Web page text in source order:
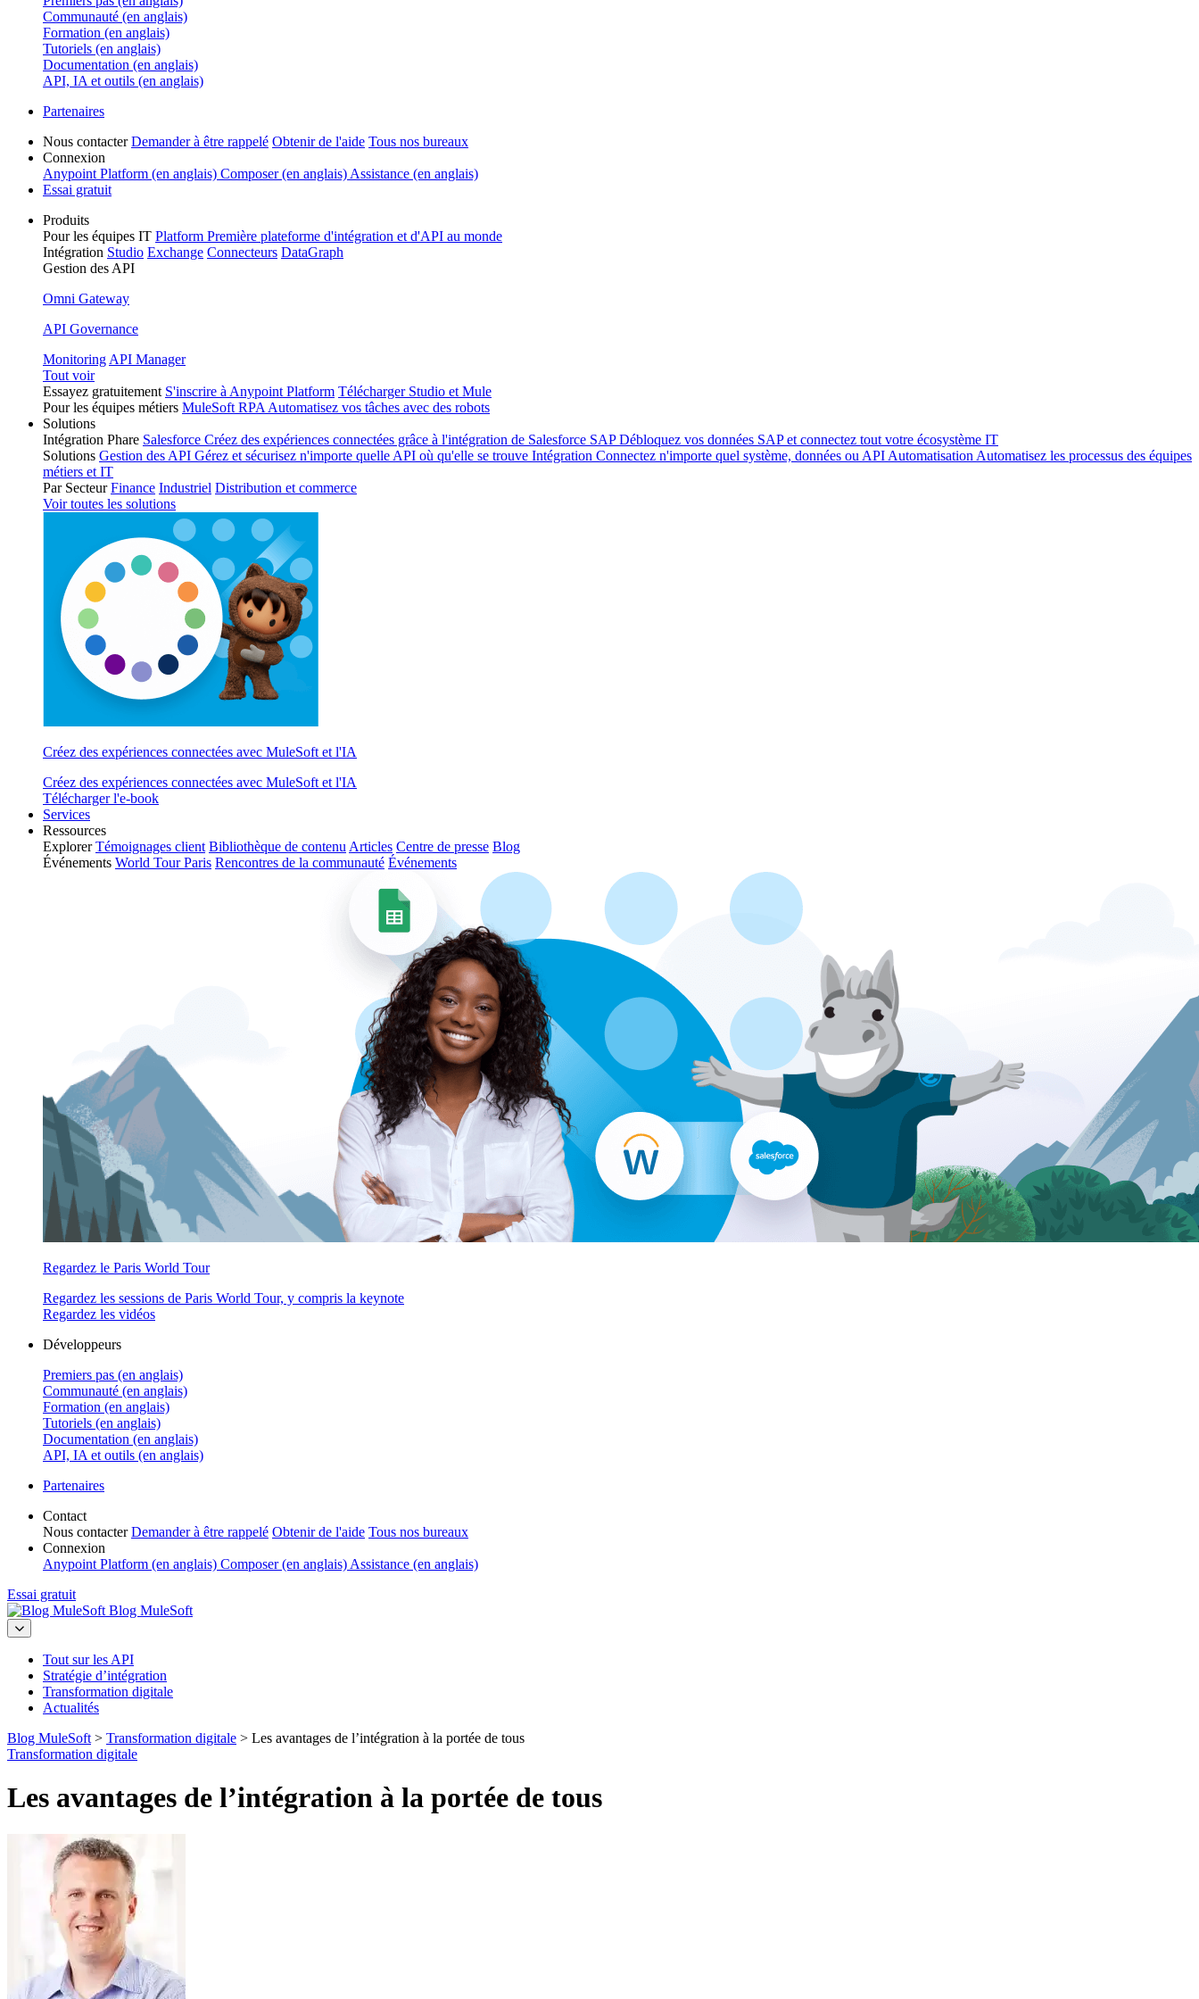
Communauté (en anglais)
Formation (en anglais)
Tutoriels (en anglais)
Documentation (en anglais)
API, IA et outils (en anglais)
Partenaires
Nous contacter Demander à être rappelé Obtenir de l'aide Tous nos bureaux
Connexion
Anypoint Platform (en anglais) Composer (en anglais) Assistance (en anglais)
Essai gratuit
Produits
Pour les équipes IT Platform Première plateforme d'intégration et d'API au monde
Intégration Studio Exchange Connecteurs DataGraph
Gestion des API
Omni Gateway
API Governance
Monitoring API Manager
Tout voir
Essayez gratuitement S'inscrire à Anypoint Platform Télécharger Studio et Mule
Pour les équipes métiers MuleSoft RPA Automatisez vos tâches avec des robots
Solutions
Intégration Phare Salesforce Créez des expériences connectées grâce à l'intégration de Salesforce SAP Débloquez vos données SAP et connectez tout votre écosystème IT
Solutions Gestion des API Gérez et sécurisez n'importe quelle API où qu'elle se trouve Intégration Connectez n'importe quel système, données ou API Automatisation Automatisez les processus des équipes
métiers et IT
Par Secteur Finance Industriel Distribution et commerce
Voir toutes les solutions
Créez des expériences connectées avec MuleSoft et l'IA
Créez des expériences connectées avec MuleSoft et l'IA
Télécharger l'e-book
Services
Ressources
Explorer Témoignages client Bibliothèque de contenu Articles Centre de presse Blog
Événements World Tour Paris Rencontres de la communauté Événements
Regardez le Paris World Tour
Regardez les sessions de Paris World Tour, y compris la keynote
Regardez les vidéos
Développeurs
Premiers pas (en anglais)
Communauté (en anglais)
Formation (en anglais)
Tutoriels (en anglais)
Documentation (en anglais)
API, IA et outils (en anglais)
Partenaires
Contact
Nous contacter Demander à être rappelé Obtenir de l'aide Tous nos bureaux
Connexion
Anypoint Platform (en anglais) Composer (en anglais) Assistance (en anglais)
Essai gratuit
Blog MuleSoft
Tout sur les API
Stratégie d’intégration
Transformation digitale
Actualités
Blog MuleSoft > Transformation digitale > Les avantages de l’intégration à la portée de tous
Transformation digitale
Les avantages de l’intégration à la portée de tous